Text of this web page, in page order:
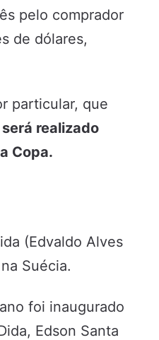
pelo comprador
de dólares,
particular, que
realizado
Copa.
(Edvaldo Alves
Suécia.
foi inaugurado
Edson Santa